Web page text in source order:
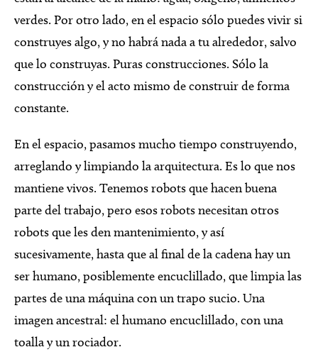
verdes. Por otro lado, en el espacio sólo puedes vivir si
construyes algo, y no habrá nada a tu alrededor, salvo
que lo construyas. Puras construcciones. Sólo la
construcción y el acto mismo de construir de forma
constante.
En el espacio, pasamos mucho tiempo construyendo,
arreglando y limpiando la arquitectura. Es lo que nos
mantiene vivos. Tenemos robots que hacen buena
parte del trabajo, pero esos robots necesitan otros
robots que les den mantenimiento, y así
sucesivamente, hasta que al final de la cadena hay un
ser humano, posiblemente encuclillado, que limpia las
partes de una máquina con un trapo sucio. Una
imagen ancestral: el humano encuclillado, con una
toalla y un rociador.